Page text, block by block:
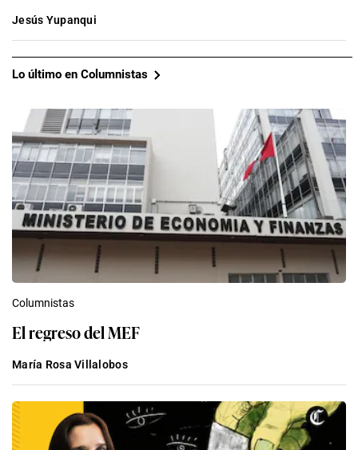
Jesús Yupanqui
Lo último en Columnistas
Columnistas
El regreso del MEF
María Rosa Villalobos